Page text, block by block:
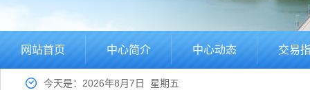
网站首页 中心简介 中心动态 交易
今天是：2026年8月7日 星期五